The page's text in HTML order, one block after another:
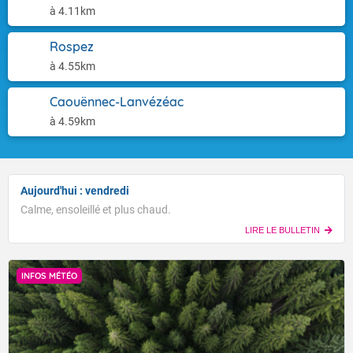
à 4.11km
Rospez
à 4.55km
Caouënnec-Lanvézéac
à 4.59km
Aujourd'hui : vendredi
Calme, ensoleillé et plus chaud.
LIRE LE BULLETIN
INFOS MÉTÉO